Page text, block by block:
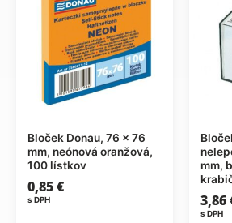
Bloček Donau, 76 x 76
mm, neónová oranžová,
100 lístkov
0,85€
s DPH
mm,
3,86
s DPH